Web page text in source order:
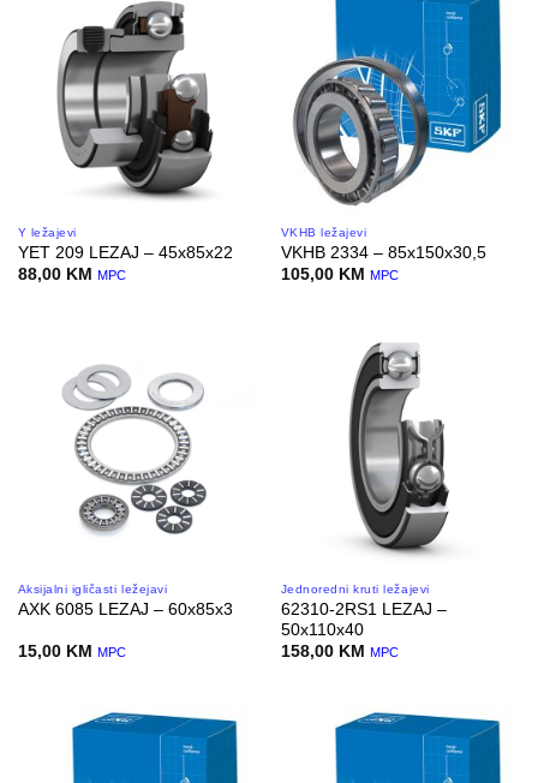
Y ležajevi
YET 209 LEZAJ – 45x85x22
88,00 KM MPC
VKHB ležajevi
VKHB 2334 – 85x150x30,5
105,00 KM MPC
Aksijalni igličasti ležejavi
AXK 6085 LEZAJ – 60x85x3
15,00 KM MPC
Jednoredni kruti ležajevi
62310-2RS1 LEZAJ –
50x110x40
158,00 KM MPC